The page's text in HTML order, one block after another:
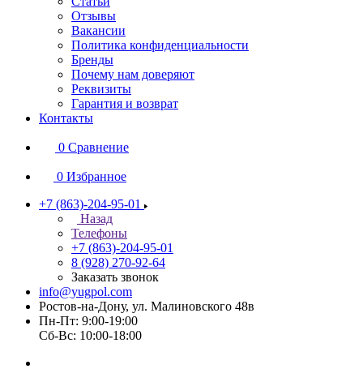
Отзывы
Вакансии
Политика конфиденциальности
Бренды
Почему нам доверяют
Реквизиты
Гарантия и возврат
Контакты
0 Сравнение
0 Избранное
+7 (863)-204-95-01
Назад
Телефоны
+7 (863)-204-95-01
8 (928) 270-92-64
Заказать звонок
info@yugpol.com
Ростов-на-Дону, ул. Малиновского 48в
Пн-Пт: 9:00-19:00
Cб-Вс: 10:00-18:00